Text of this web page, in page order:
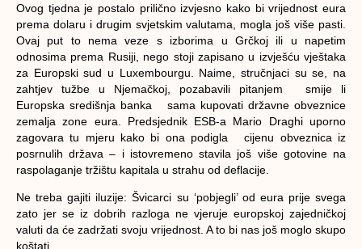
Ovog tjedna je postalo prilično izvjesno kako bi vrijednost eura
prema dolaru i drugim svjetskim valutama, mogla još više pasti.
Ovaj put to nema veze s izborima u Grčkoj ili u napetim
odnosima prema Rusiji, nego stoji zapisano u izvješću vještaka
za Europski sud u Luxembourgu. Naime, stručnjaci su se, na
zahtjev tužbe u Njemačkoj, pozabavili pitanjem smije li
Europska središnja banka sama kupovati državne obveznice
zemalja zone eura. Predsjednik ESB-a Mario Draghi uporno
zagovara tu mjeru kako bi ona podigla cijenu obveznica iz
posrnulih država – i istovremeno stavila još više gotovine na
raspolaganje tržištu kapitala u strahu od deflacije.
Ne treba gajiti iluzije: Švicarci su ‘pobjegli’ od eura prije svega
zato jer se iz dobrih razloga ne vjeruje europskoj zajedničkoj
valuti da će zadržati svoju vrijednost. A to bi nas još moglo skupo
koštati.